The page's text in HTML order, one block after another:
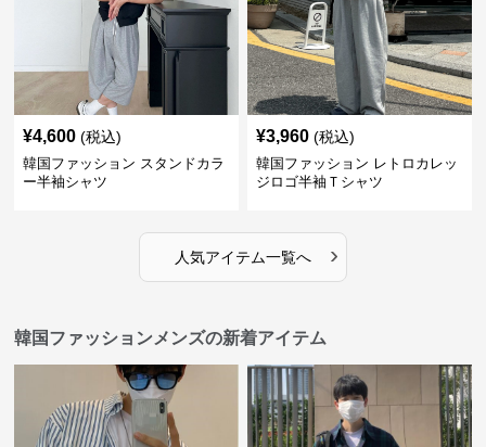
¥4,600 (税込)
韓国ファッション スタンドカラ
ー半袖シャツ
¥3,960 (税込)
韓国ファッション レトロカレッ
ジロゴ半袖Ｔシャツ
人気アイテム一覧へ ›
韓国ファッションメンズの新着アイテム